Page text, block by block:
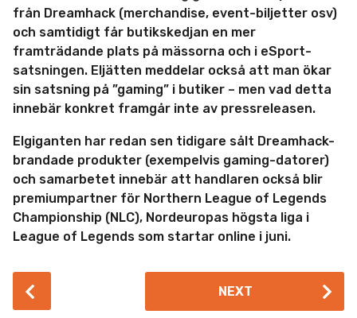
från Dreamhack (merchandise, event-biljetter osv)
och samtidigt får butikskedjan en mer
framträdande plats på mässorna och i eSport-
satsningen. Eljätten meddelar också att man ökar
sin satsning på ”gaming” i butiker – men vad detta
innebär konkret framgår inte av pressreleasen.
Elgiganten har redan sen tidigare sålt Dreamhack-
brandade produkter (exempelvis gaming-datorer)
och samarbetet innebär att handlaren också blir
premiumpartner för Northern League of Legends
Championship (NLC), Nordeuropas högsta liga i
League of Legends som startar online i juni.
o
NEXT